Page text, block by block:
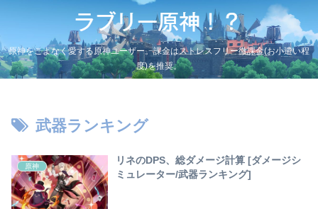
原神をこよなく愛する原神ユーザー。課金はストレスフリー微課金(お小遣い程
度)を推奨。
武器ランキング
原神
リネのDPS、総ダメージ計算 [ダメージシ
ミュレーター/武器ランキング]